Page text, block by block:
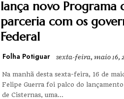
lança novo Programa
parceria com os
Federal
Folha Potiguar sexta-feira, maio 16,
Na manhã desta sexta-feira, 16 de
Felipe Guerra foi palco do
de Cisternas, uma...